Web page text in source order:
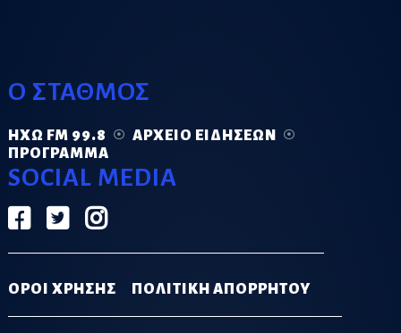
Ο ΣΤΑΘΜΟΣ
ΗΧΏ FM 99.8
ΑΡΧΕΊΟ ΕΙΔΉΣΕΩΝ
ΠΡΌΓΡΑΜΜΑ
SOCIAL MEDIA
ΟΡΟΙ ΧΡΗΣΗΣ ΠΟΛΙΤΙΚΗ ΑΠΟΡΡΗΤΟΥ